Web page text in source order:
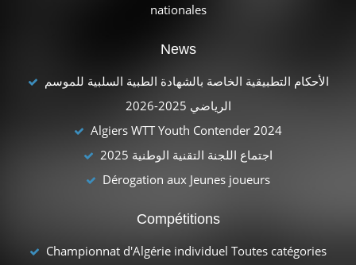
nationales
News
الأحكام التطبيقية الخاصة بالشهادة الطبية السلبية للموسم
الرياضي 2025-2026
Algiers WTT Youth Contender 2024
اجتماع اللجنة التقنية الوطنية 2025
Dérogation aux Jeunes joueurs
Compétitions
Championnat d'Algérie individuel Toutes catégories